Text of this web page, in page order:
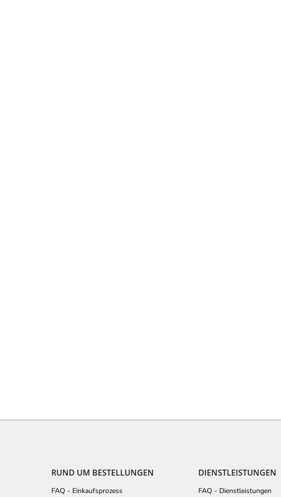
F
RUND UM BESTELLUNGEN
FAQ - Einkaufsprozess
DIENSTLEISTUNGEN
FAQ - Dienstleistungen